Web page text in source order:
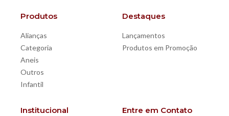
Produtos
Alianças
Categoria
Aneis
Outros
Infantil
Destaques
Lançamentos
Produtos em Promoção
Institucional Entre em Contato